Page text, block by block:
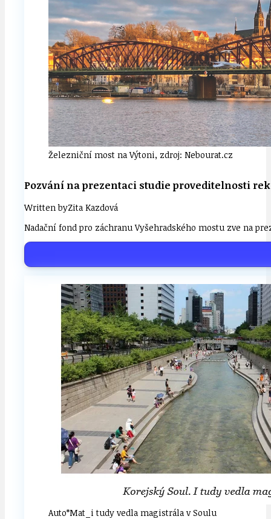
Pozvání na prezentaci studie proveditelnosti
Written byZita Kazdová
Nadační fond pro záchranu Vyšehradského mostu zve na
Železniční most na Výtoni, zdroj: Nebourat.cz
Auto*Mat_i tudy vedla magistrála v Soulu